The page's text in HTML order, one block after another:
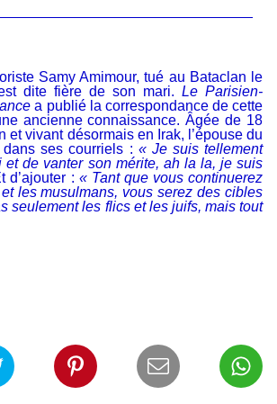
Samy Amimour, tué au Bataclan le
dite fière de son mari. Le Parisien-
a publié la correspondance de cette
ancienne connaissance. Âgée de 18
et vivant désormais en Irak, l’épouse du
dans ses courriels : « Je suis tellement
et de vanter son mérite, ah la la, je suis
d’ajouter : « Tant que vous continuerez
les musulmans, vous serez des cibles
seulement les flics et les juifs, mais tout